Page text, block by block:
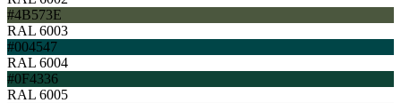
#4B573E
RAL 6003
#004547
RAL 6004
#0F4336
RAL 6005